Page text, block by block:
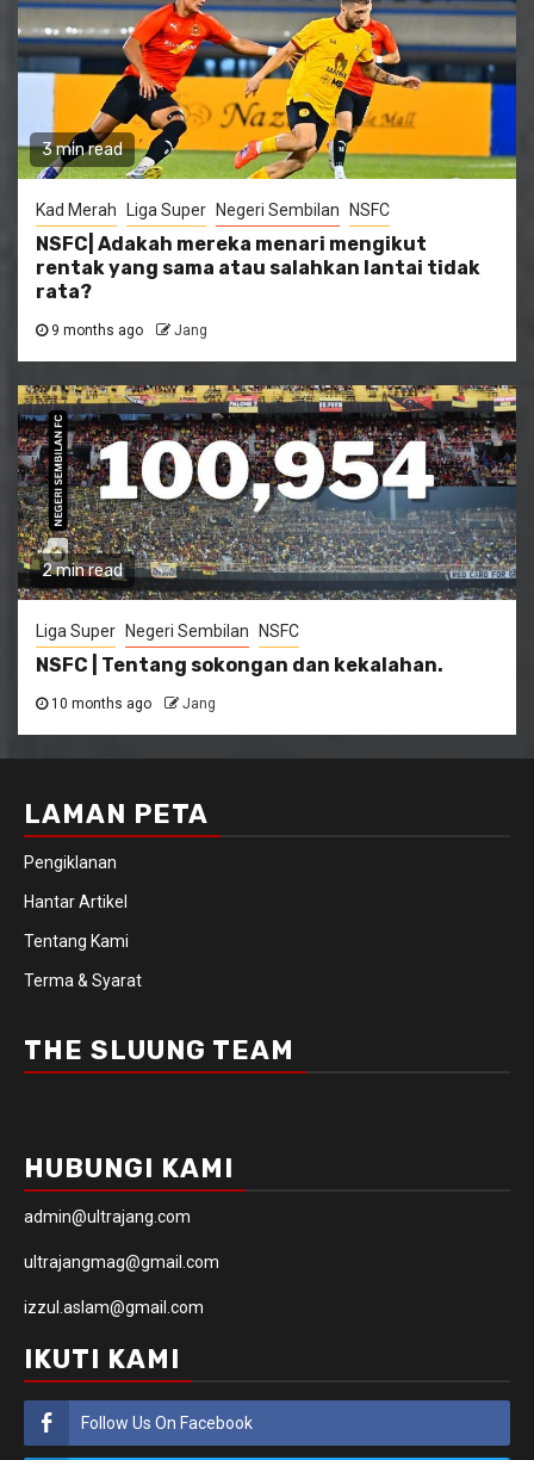
3 min read
Kad Merah Liga Super Negeri Sembilan NSFC
NSFC| Adakah mereka menari mengikut
rentak yang sama atau salahkan lantai tidak
rata?
9 months ago Jang
2 min read
Liga Super Negeri Sembilan NSFC
NSFC | Tentang sokongan dan kekalahan.
10 months ago Jang
LAMAN PETA
Pengiklanan
Hantar Artikel
Tentang Kami
Terma & Syarat
THE SLUUNG TEAM
HUBUNGI KAMI
admin@ultrajang.com
ultrajangmag@gmail.com
izzul.aslam@gmail.com
IKUTI KAMI
Follow Us On Facebook